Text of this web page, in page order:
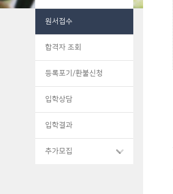
원서접수
합격자 조회
등록포기/환불신청
입학상담
입학결과
추가모집